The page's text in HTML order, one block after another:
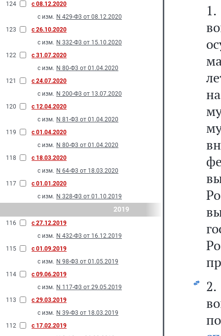
124
с 08.12.2020
с изм. N 429-Ф3 от 08.12.2020
123
с 26.10.2020
с изм. N 332-Ф3 от 15.10.2020
122
с 31.07.2020
с изм. N 80-Ф3 от 01.04.2020
121
с 24.07.2020
с изм. N 200-Ф3 от 13.07.2020
120
с 12.04.2020
с изм. N 81-Ф3 от 01.04.2020
119
с 01.04.2020
с изм. N 80-Ф3 от 01.04.2020
118
с 18.03.2020
с изм. N 64-Ф3 от 18.03.2020
117
с 01.01.2020
с изм. N 328-Ф3 от 01.10.2019
2019
116
с 27.12.2019
с изм. N 432-Ф3 от 16.12.2019
115
с 01.09.2019
с изм. N 98-Ф3 от 01.05.2019
114
с 09.06.2019
с изм. N 117-Ф3 от 29.05.2019
113
с 29.03.2019
с изм. N 39-Ф3 от 18.03.2019
112
с 17.02.2019